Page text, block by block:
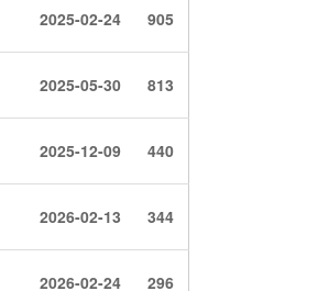
2025-02-24 905
2025-05-30 813
2025-12-09 440
2026-02-13 344
2026-02-24 296